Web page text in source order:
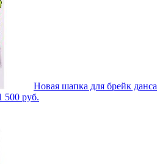
Новая шапка для брейк данса
500 руб.